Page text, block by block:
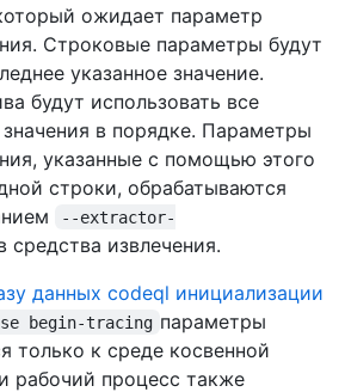
ожидает параметр
Строковые параметры будут
указанное значение.
будут использовать все
в порядке. Параметры
указанные с помощью этого
строки, обрабатываются
--extractor-
средства извлечения.
данных codeql инициализации
begin-tracing параметры
только к среде косвенной
рабочий процесс также